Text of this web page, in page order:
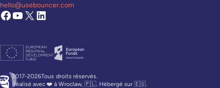
2017-2026Tous droits réservés.
Réalisé avec ❤️ à Wroclaw, 🇵🇱. Hébergé sur 🇪🇺.
hello@usebouncer.com